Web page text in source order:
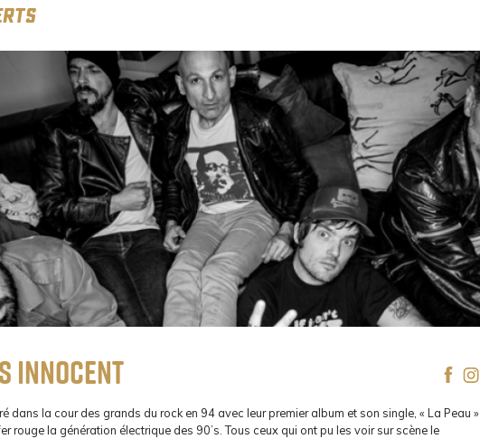
Innocent
dans la cour des grands du rock en 94 avec leur premier album et son single, « La Peau »
rouge la génération électrique des 90’s. Tous ceux qui ont pu les voir sur scène le